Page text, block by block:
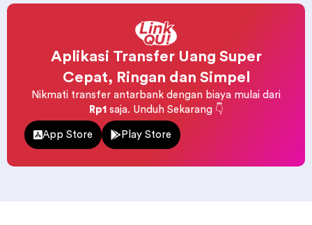
Aplikasi Transfer Uang Super
Cepat, Ringan dan Simpel
Nikmati transfer antarbank dengan biaya mulai dari
Rp1 saja. Unduh Sekarang 👇
App Store Play Store